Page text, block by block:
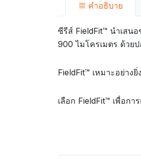
คำอธิบาย
ซีรีส์ FieldFit™ นำเสน
900 ไมโครเมตร ด้วย
FieldFit™ เหมาะอย่าง
เลือก FieldFit™ เพื่อก